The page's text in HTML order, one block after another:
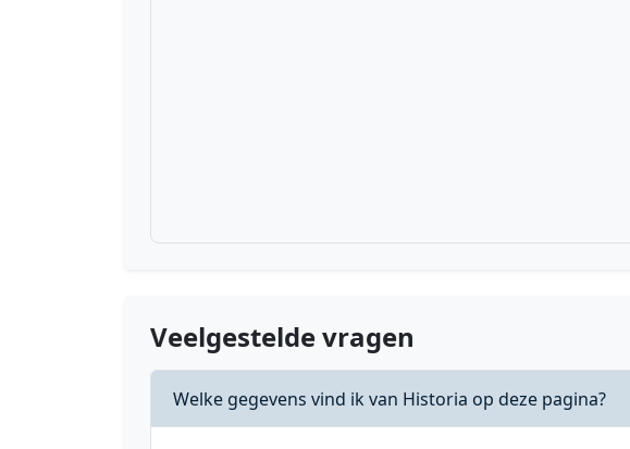
Veelgestelde vragen
Welke gegevens vind ik van Historia op deze pagina?